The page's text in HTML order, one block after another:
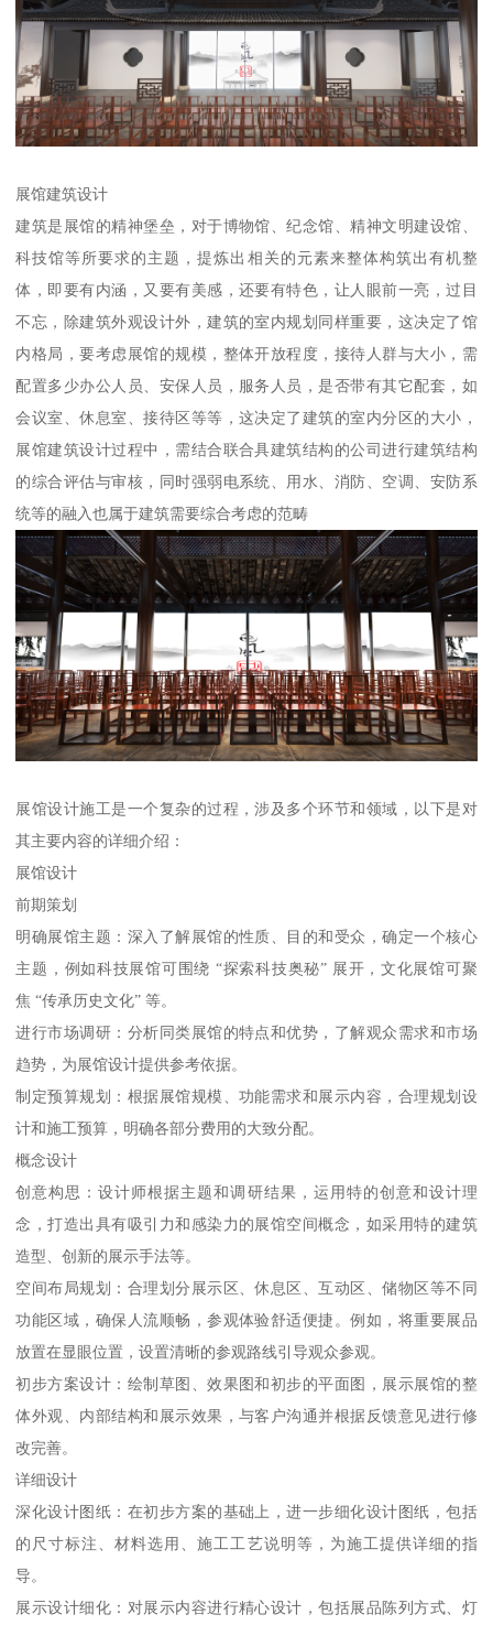
展馆建筑设计
建筑是展馆的精神堡垒，对于博物馆、纪念馆、精神文明建设馆、
科技馆等所要求的主题，提炼出相关的元素来整体构筑出有机整
体，即要有内涵，又要有美感，还要有特色，让人眼前一亮，过目
不忘，除建筑外观设计外，建筑的室内规划同样重要，这决定了馆
内格局，要考虑展馆的规模，整体开放程度，接待人群与大小，需
配置多少办公人员、安保人员，服务人员，是否带有其它配套，如
会议室、休息室、接待区等等，这决定了建筑的室内分区的大小，
展馆建筑设计过程中，需结合联合具建筑结构的公司进行建筑结构
的综合评估与审核，同时强弱电系统、用水、消防、空调、安防系
统等的融入也属于建筑需要综合考虑的范畴
展馆设计施工是一个复杂的过程，涉及多个环节和领域，以下是对
其主要内容的详细介绍：
展馆设计
前期策划
明确展馆主题：深入了解展馆的性质、目的和受众，确定一个核心
主题，例如科技展馆可围绕 “探索科技奥秘” 展开，文化展馆可聚
焦 “传承历史文化” 等。
进行市场调研：分析同类展馆的特点和优势，了解观众需求和市场
趋势，为展馆设计提供参考依据。
制定预算规划：根据展馆规模、功能需求和展示内容，合理规划设
计和施工预算，明确各部分费用的大致分配。
概念设计
创意构思：设计师根据主题和调研结果，运用特的创意和设计理
念，打造出具有吸引力和感染力的展馆空间概念，如采用特的建筑
造型、创新的展示手法等。
空间布局规划：合理划分展示区、休息区、互动区、储物区等不同
功能区域，确保人流顺畅，参观体验舒适便捷。例如，将重要展品
放置在显眼位置，设置清晰的参观路线引导观众参观。
初步方案设计：绘制草图、效果图和初步的平面图，展示展馆的整
体外观、内部结构和展示效果，与客户沟通并根据反馈意见进行修
改完善。
详细设计
深化设计图纸：在初步方案的基础上，进一步细化设计图纸，包括
的尺寸标注、材料选用、施工工艺说明等，为施工提供详细的指
导。
展示设计细化：对展示内容进行精心设计，包括展品陈列方式、灯